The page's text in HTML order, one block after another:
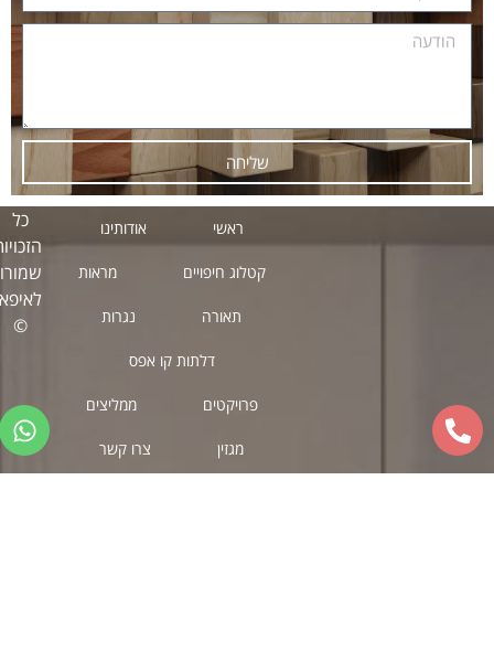
שליחה
ראשי אודותינו
קטלוג חיפויים מראות
תאורה נגרות
דלתות קו אפס
פרויקטים ממליצים
מגזין צרו קשר
כל
הזכויות
שמורות
לאיפאה
©